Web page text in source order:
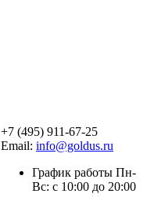
+7 (495) 911-67-25
Email: info@goldus.ru
График работы Пн-
Вс: с 10:00 до 20:00